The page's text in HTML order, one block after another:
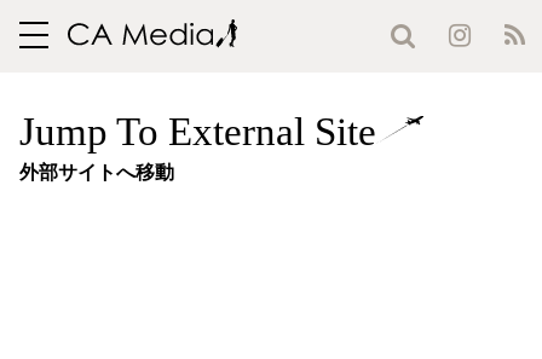
toggle
Jump To External Site
外部サイトへ移動